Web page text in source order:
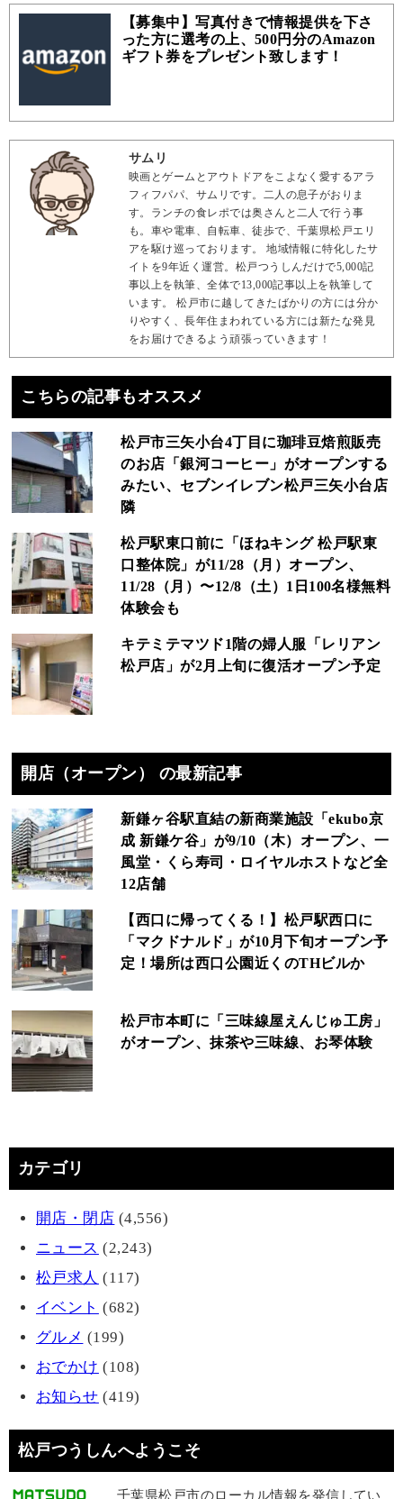
【募集中】写真付きで情報提供を下さ
った方に選考の上、500円分のAmazon
ギフト券をプレゼント致します！
サムリ
映画とゲームとアウトドアをこよなく愛するアラ
フィフパパ、サムリです。二人の息子がおりま
す。ランチの食レポでは奥さんと二人で行う事
も。車や電車、自転車、徒歩で、千葉県松戸エリ
アを駆け巡っております。 地域情報に特化したサ
イトを9年近く運営。松戸つうしんだけで5,000記
事以上を執筆、全体で13,000記事以上を執筆して
います。 松戸市に越してきたばかりの方には分か
りやすく、長年住まわれている方には新たな発見
をお届けできるよう頑張っていきます！
こちらの記事もオススメ
松戸市三矢小台4丁目に珈琲豆焙煎販売
のお店「銀河コーヒー」がオープンする
みたい、セブンイレブン松戸三矢小台店
隣
松戸駅東口前に「ほねキング 松戸駅東
口整体院」が11/28（月）オープン、
11/28（月）〜12/8（土）1日100名様無料
体験会も
キテミテマツド1階の婦人服「レリアン
松戸店」が2月上旬に復活オープン予定
開店（オープン） の最新記事
新鎌ヶ谷駅直結の新商業施設「ekubo京
成 新鎌ケ谷」が9/10（木）オープン、一
風堂・くら寿司・ロイヤルホストなど全
12店舗
【西口に帰ってくる！】松戸駅西口に
「マクドナルド」が10月下旬オープン予
定！場所は西口公園近くのTHビルか
松戸市本町に「三味線屋えんじゅ工房」
がオープン、抹茶や三味線、お琴体験
カテゴリ
開店・閉店 (4,556)
ニュース (2,243)
松戸求人 (117)
イベント (682)
グルメ (199)
おでかけ (108)
お知らせ (419)
松戸つうしんへようこそ
千葉県松戸市のローカル情報を発信してい